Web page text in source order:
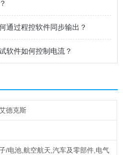
通过程控软件同步输出？
软件如何控制电流？
德克斯
/电池,航空航天,汽车及零部件,电气